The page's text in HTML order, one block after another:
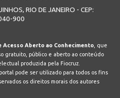
RIO DE JANEIRO - CEP:
900
Acesso Aberto ao Conhecimento, que
gratuito, público e aberto ao conteúdo
produzida pela Fiocruz.
pode ser utilizado para todos os fins
os direitos morais dos autores